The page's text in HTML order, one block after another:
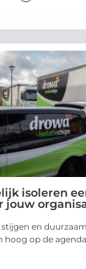
isoleren
jouw
en
hoog op de